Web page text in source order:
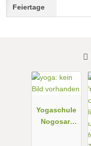
Yogaschule
Nogosari